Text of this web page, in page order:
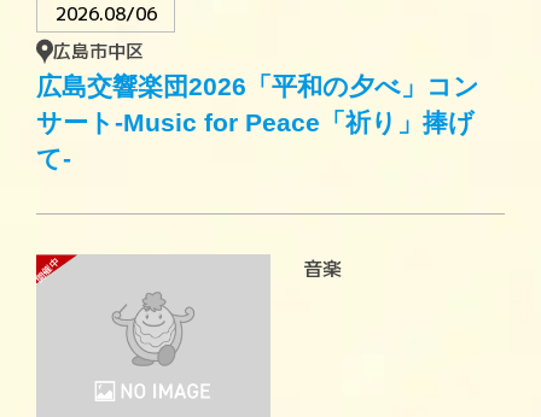
2026.08/06
広島市中区
広島交響楽団2026「平和の夕べ」コン
サート-Music for Peace「祈り」捧げ
て-
開催中 音楽